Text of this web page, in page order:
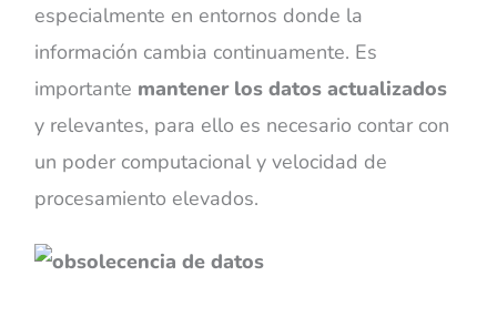
especialmente en entornos donde la
información cambia continuamente. Es
importante mantener los datos actualizados
y relevantes, para ello es necesario contar con
un poder computacional y velocidad de
procesamiento elevados.